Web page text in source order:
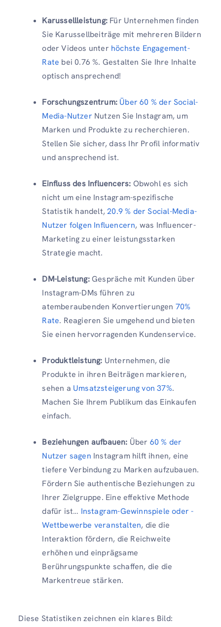
Karussellleistung: Für Unternehmen finden
Sie Karussellbeiträge mit mehreren Bildern
oder Videos unter höchste Engagement-
Rate bei 0.76 %. Gestalten Sie Ihre Inhalte
optisch ansprechend!
Forschungszentrum: Über 60 % der Social-
Media-Nutzer Nutzen Sie Instagram, um
Marken und Produkte zu recherchieren.
Stellen Sie sicher, dass Ihr Profil informativ
und ansprechend ist.
Einfluss des Influencers: Obwohl es sich
nicht um eine Instagram-spezifische
Statistik handelt,20.9 % der Social-Media-
Nutzer folgen Influencern, was Influencer-
Marketing zu einer leistungsstarken
Strategie macht.
DM-Leistung:Gespräche mit Kunden über
Instagram-DMs führen zu
atemberaubenden Konvertierungen 70%
Rate. Reagieren Sie umgehend und bieten
Sie einen hervorragenden Kundenservice.
Produktleistung: Unternehmen, die
Produkte in ihren Beiträgen markieren,
sehen a Umsatzsteigerung von 37%.
Machen Sie Ihrem Publikum das Einkaufen
einfach.
Beziehungen aufbauen: Über 60 % der
Nutzer sagen Instagram hilft ihnen, eine
tiefere Verbindung zu Marken aufzubauen.
Fördern Sie authentische Beziehungen zu
Ihrer Zielgruppe. Eine effektive Methode
dafür ist… Instagram-Gewinnspiele oder -
Wettbewerbe veranstalten, die die
Interaktion fördern, die Reichweite
erhöhen und einprägsame
Berührungspunkte schaffen, die die
Markentreue stärken.
Diese Statistiken zeichnen ein klares Bild: